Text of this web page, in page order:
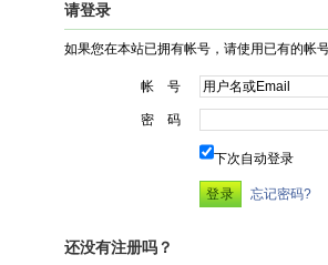
请登录
如果您在本站已拥有帐号，请使用已有的帐
帐 号
密 码
下次自动登录
忘记密码?
还没有注册吗？